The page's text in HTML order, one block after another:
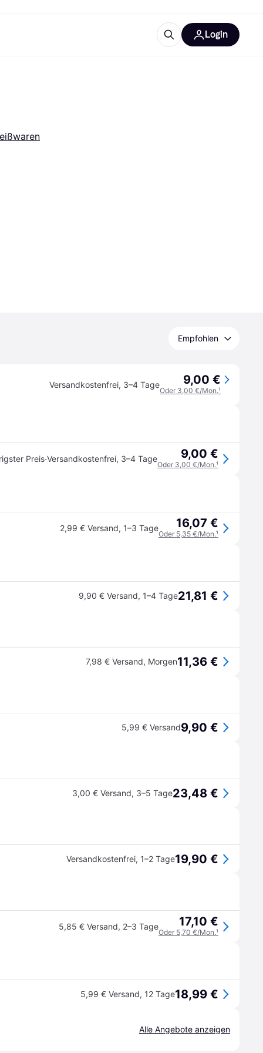
Login
Empfohlen
Versandkostenfrei, 3–4 Tage 9,00 €
Oder 3,00 €/Mon.¹
Preis·Versandkostenfrei, 3–4 Tage 9,00 €
Oder 3,00 €/Mon.¹
2,99 € Versand, 1–3 Tage 16,07 €
Oder 5,35 €/Mon.¹
9,90 € Versand, 1–4 Tage21,81 €
7,98 € Versand, Morgen11,36 €
5,99 € Versand9,90 €
3,00 € Versand, 3–5 Tage23,48 €
Versandkostenfrei, 1–2 Tage19,90 €
5,85 € Versand, 2–3 Tage 17,10 €
Oder 5,70 €/Mon.¹
5,99 € Versand, 12 Tage18,99 €
Alle Angebote anzeigen